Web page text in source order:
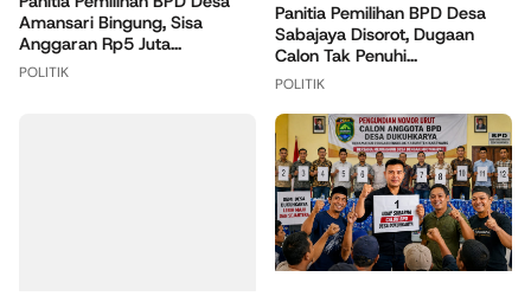
Amansari Bingung, Sisa
Anggaran Rp5 Juta...
POLITIK
Panitia Pemilihan BPD Desa
Sabajaya Disorot, Dugaan
Calon Tak Penuhi...
POLITIK